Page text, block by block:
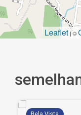
Leaflet | ©